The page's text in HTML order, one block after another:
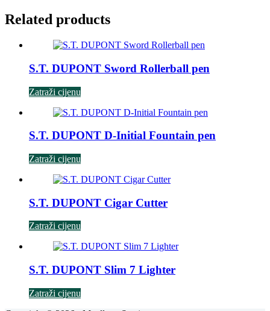
Related products
S.T. DUPONT Sword Rollerball pen
Zatraži cijenu
S.T. DUPONT D-Initial Fountain pen
Zatraži cijenu
S.T. DUPONT Cigar Cutter
Zatraži cijenu
S.T. DUPONT Slim 7 Lighter
Zatraži cijenu